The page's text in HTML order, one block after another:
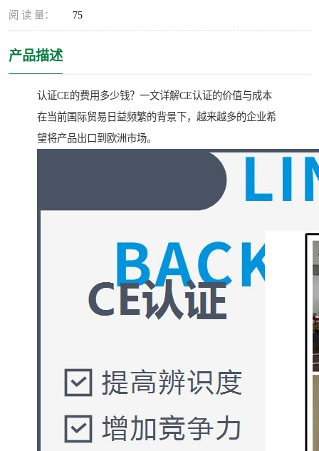
阅 读 量： 75
产品描述
认证CE的费用多少钱？一文详解CE认证的价值与成本
在当前国际贸易日益频繁的背景下，越来越多的企业希
望将产品出口到欧洲市场。